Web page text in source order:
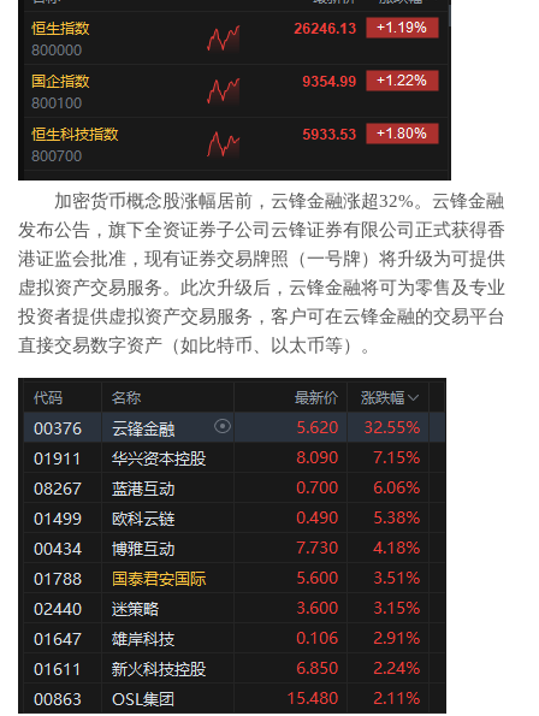
加密货币概念股涨幅居前，云锋金融涨超32%。云锋金融
发布公告，旗下全资证券子公司云锋证券有限公司正式获得香
港证监会批准，现有证券交易牌照（一号牌）将升级为可提供
虚拟资产交易服务。此次升级后，云锋金融将可为零售及专业
投资者提供虚拟资产交易服务，客户可在云锋金融的交易平台
直接交易数字资产（如比特币、以太币等）。